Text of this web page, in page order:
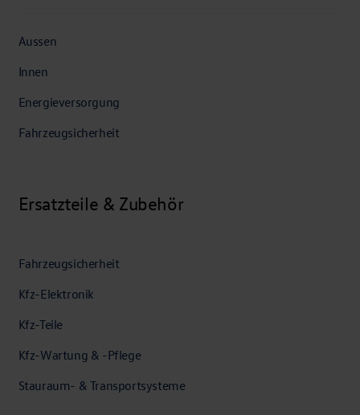
Aussen
Innen
Energieversorgung
Fahrzeugsicherheit
Ersatzteile & Zubehör
Fahrzeugsicherheit
Kfz-Elektronik
Kfz-Teile
Kfz-Wartung & -Pflege
Stauraum- & Transportsysteme